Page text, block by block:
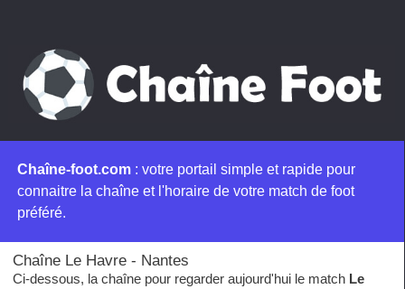
Chaîne-foot.com : votre portail simple et rapide pour
connaitre la chaîne et l'horaire de votre match de foot
préféré.
Chaîne Le Havre - Nantes
Ci-dessous, la chaîne pour regarder aujourd'hui le match Le